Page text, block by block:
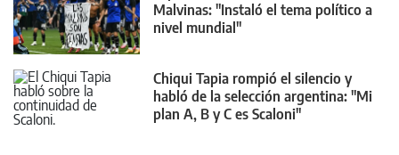
Malvinas: "Instaló el tema político a
nivel mundial"
Chiqui Tapia rompió el silencio y
habló de la selección argentina: "Mi
plan A, B y C es Scaloni"